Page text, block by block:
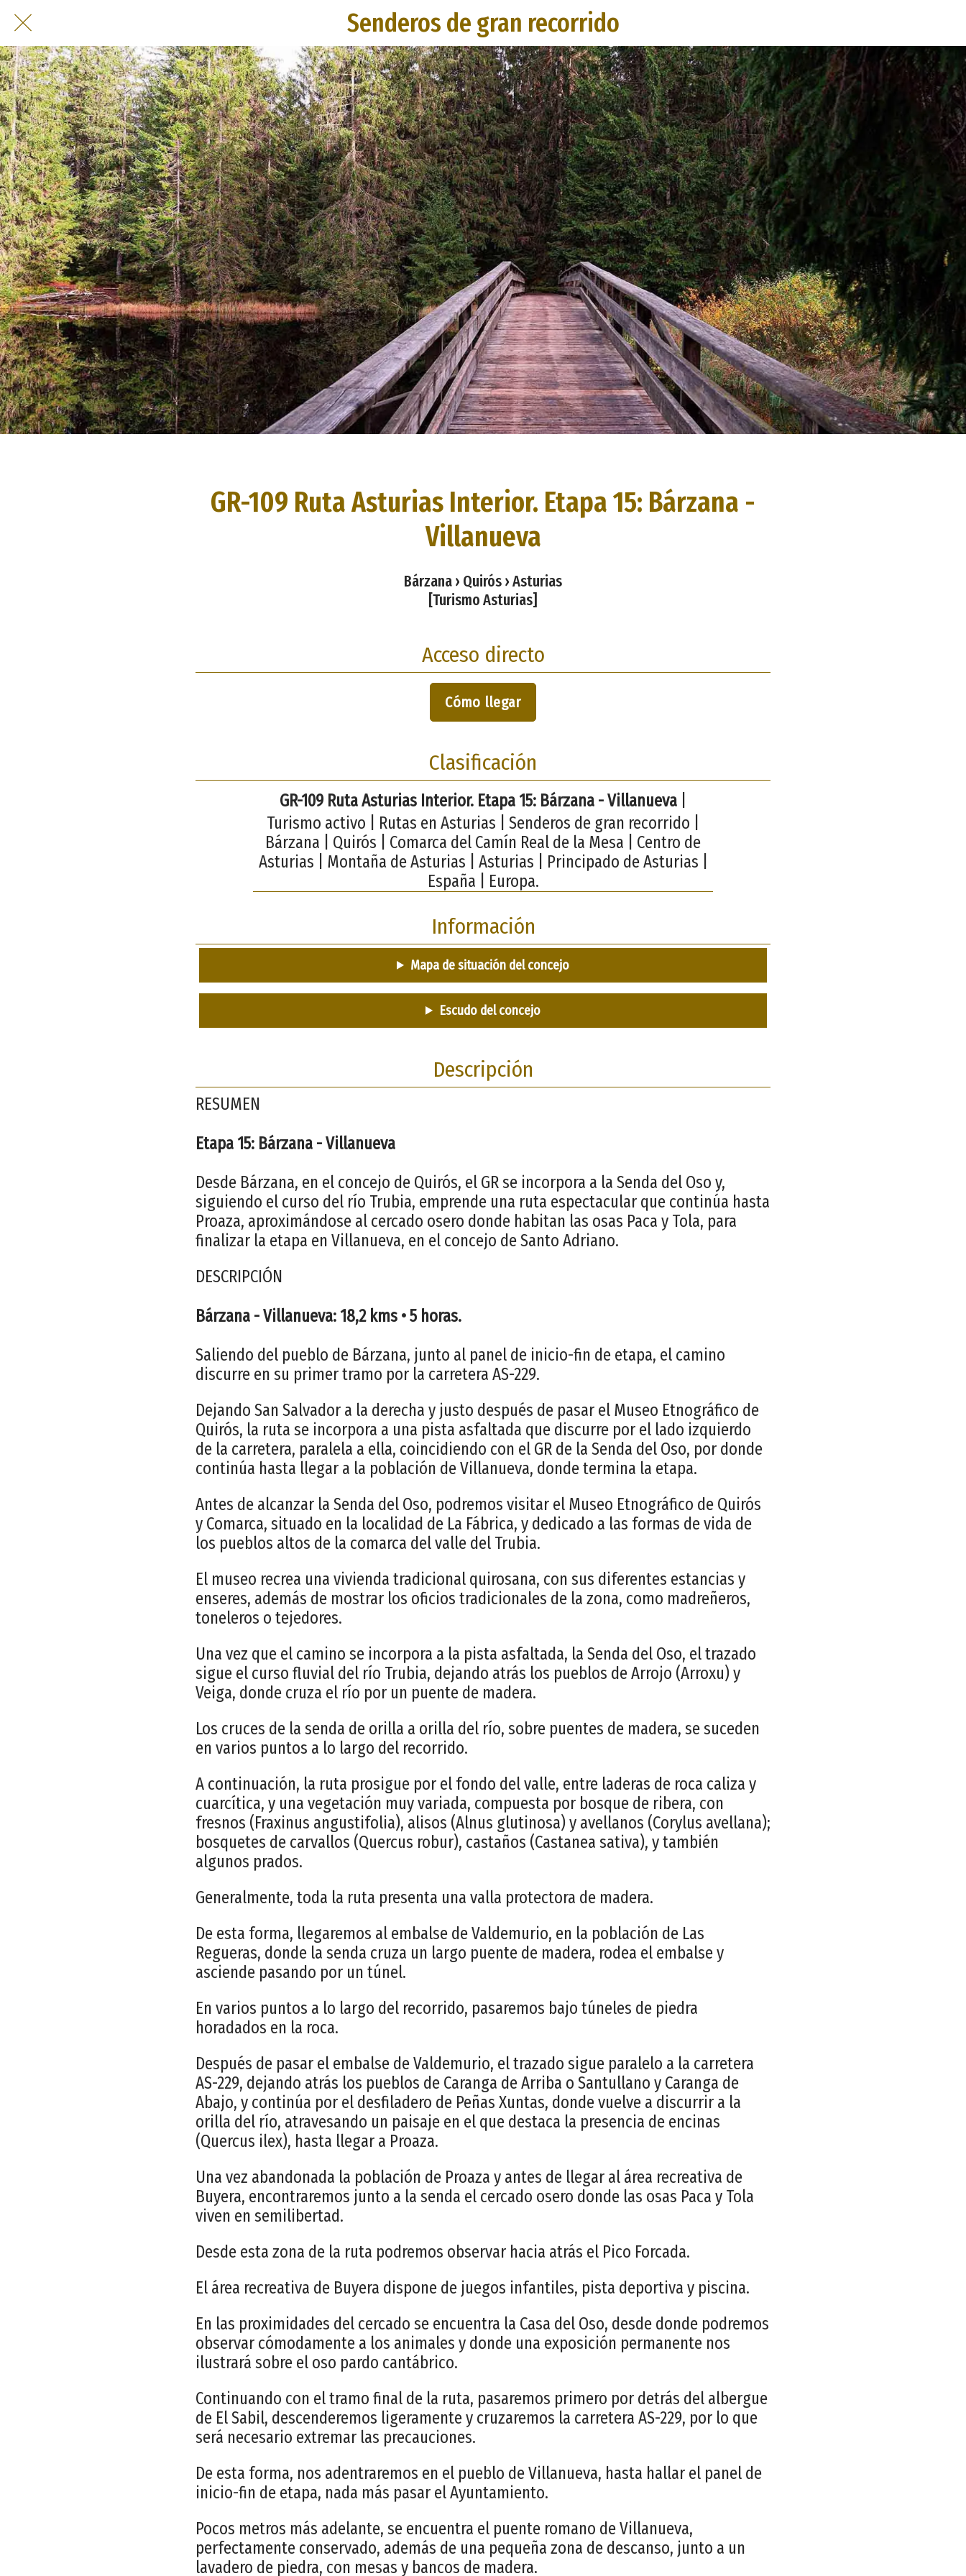
Senderos de gran recorrido
GR-109 Ruta Asturias Interior. Etapa 15: Bárzana -
Villanueva
Bárzana › Quirós › Asturias
[Turismo Asturias]
Acceso directo
Cómo llegar
Clasificación
GR-109 Ruta Asturias Interior. Etapa 15: Bárzana - Villanueva
Turismo activo | Rutas en Asturias | Senderos de gran recorrido |
Bárzana | Quirós | Comarca del Camín Real de la Mesa | Centro de
Asturias | Montaña de Asturias | Asturias | Principado de Asturias |
España | Europa.
Información
Mapa de situación del concejo
Escudo del concejo
Descripción
RESUMEN
Etapa 15: Bárzana - Villanueva
Desde Bárzana, en el concejo de Quirós, el GR se incorpora a la Senda del Oso y,
siguiendo el curso del río Trubia, emprende una ruta espectacular que continúa hasta
Proaza, aproximándose al cercado osero donde habitan las osas Paca y Tola, para
finalizar la etapa en Villanueva, en el concejo de Santo Adriano.
DESCRIPCIÓN
Bárzana - Villanueva: 18,2 kms • 5 horas.
Saliendo del pueblo de Bárzana, junto al panel de inicio-fin de etapa, el camino
discurre en su primer tramo por la carretera AS-229.
Dejando San Salvador a la derecha y justo después de pasar el Museo Etnográfico de
Quirós, la ruta se incorpora a una pista asfaltada que discurre por el lado izquierdo
de la carretera, paralela a ella, coincidiendo con el GR de la Senda del Oso, por donde
continúa hasta llegar a la población de Villanueva, donde termina la etapa.
Antes de alcanzar la Senda del Oso, podremos visitar el Museo Etnográfico de Quirós
y Comarca, situado en la localidad de La Fábrica, y dedicado a las formas de vida de
los pueblos altos de la comarca del valle del Trubia.
El museo recrea una vivienda tradicional quirosana, con sus diferentes estancias y
enseres, además de mostrar los oficios tradicionales de la zona, como madreñeros,
toneleros o tejedores.
Una vez que el camino se incorpora a la pista asfaltada, la Senda del Oso, el trazado
sigue el curso fluvial del río Trubia, dejando atrás los pueblos de Arrojo (Arroxu) y
Veiga, donde cruza el río por un puente de madera.
Los cruces de la senda de orilla a orilla del río, sobre puentes de madera, se suceden
en varios puntos a lo largo del recorrido.
A continuación, la ruta prosigue por el fondo del valle, entre laderas de roca caliza y
cuarcítica, y una vegetación muy variada, compuesta por bosque de ribera, con
fresnos (Fraxinus angustifolia), alisos (Alnus glutinosa) y avellanos (Corylus avellana);
bosquetes de carvallos (Quercus robur), castaños (Castanea sativa), y también
algunos prados.
Generalmente, toda la ruta presenta una valla protectora de madera.
De esta forma, llegaremos al embalse de Valdemurio, en la población de Las
Regueras, donde la senda cruza un largo puente de madera, rodea el embalse y
asciende pasando por un túnel.
En varios puntos a lo largo del recorrido, pasaremos bajo túneles de piedra
horadados en la roca.
Después de pasar el embalse de Valdemurio, el trazado sigue paralelo a la carretera
AS-229, dejando atrás los pueblos de Caranga de Arriba o Santullano y Caranga de
Abajo, y continúa por el desfiladero de Peñas Xuntas, donde vuelve a discurrir a la
orilla del río, atravesando un paisaje en el que destaca la presencia de encinas
(Quercus ilex), hasta llegar a Proaza.
Una vez abandonada la población de Proaza y antes de llegar al área recreativa de
Buyera, encontraremos junto a la senda el cercado osero donde las osas Paca y Tola
viven en semilibertad.
Desde esta zona de la ruta podremos observar hacia atrás el Pico Forcada.
El área recreativa de Buyera dispone de juegos infantiles, pista deportiva y piscina.
En las proximidades del cercado se encuentra la Casa del Oso, desde donde podremos
observar cómodamente a los animales y donde una exposición permanente nos
ilustrará sobre el oso pardo cantábrico.
Continuando con el tramo final de la ruta, pasaremos primero por detrás del albergue
de El Sabil, descenderemos ligeramente y cruzaremos la carretera AS-229, por lo que
será necesario extremar las precauciones.
De esta forma, nos adentraremos en el pueblo de Villanueva, hasta hallar el panel de
inicio-fin de etapa, nada más pasar el Ayuntamiento.
Pocos metros más adelante, se encuentra el puente romano de Villanueva,
perfectamente conservado, además de una pequeña zona de descanso, junto a un
lavadero de piedra, con mesas y bancos de madera.